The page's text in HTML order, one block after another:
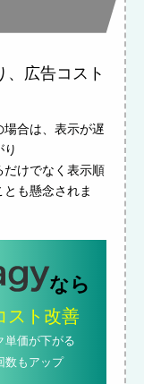
、広告コスト
合は、表示が遅
だけでなく表示順
も懸念されま
スト改善
単価が下がる
数もアップ